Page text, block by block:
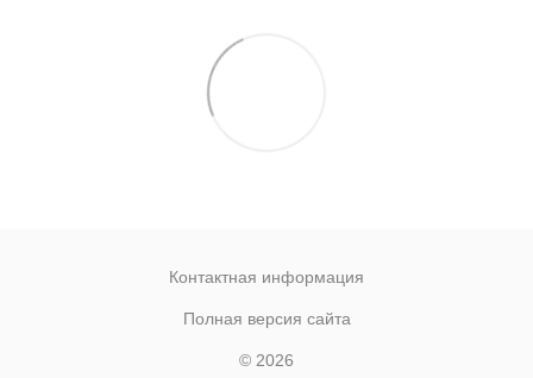
Контактная информация
Полная версия сайта
© 2026